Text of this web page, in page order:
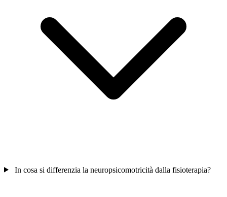
In cosa si differenzia la neuropsicomotricità dalla fisioterapia?